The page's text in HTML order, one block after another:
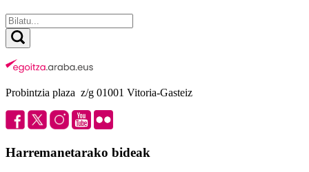
Probintzia plaza z/g 01001 Vitoria-Gasteiz
Harremanetarako bideak